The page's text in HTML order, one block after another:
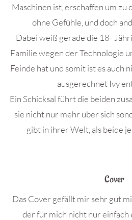
Maschinen ist, erschaffen um zu
ohne Gefühle, und doch
Dabei weiß gerade die 18-
Familie wegen der Technologie
Feinde hat und somit ist es auch
ausgerechnet Ivy
Ein Schicksal führt die beiden
sie nicht nur mehr über sich
gibt in ihrer Welt, als beide
Cover
Das Cover gefällt mir sehr gut
der für mich nicht nur einfach